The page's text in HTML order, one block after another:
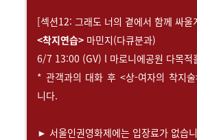
[섹션12: 그래도 너의 곁에서 함께 싸울
<착지연습> 마민지(다큐분과)
6/7 13:00 (GV) l 마로니에공원 다목적
* 관객과의 대화 후 <상-여자의 착지
니다.
► 서울인권영화제에는 입장료가 없습